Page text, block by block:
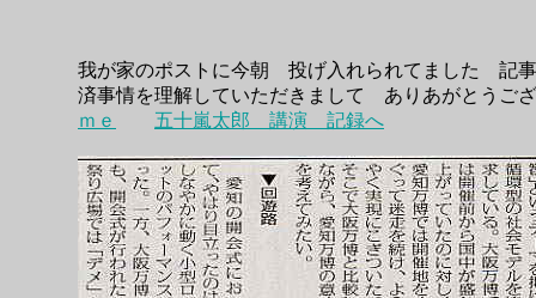
我が家のポストに今朝 投げ入れられてました 記
済事情を理解していただきまして ありあが
ｍｅ
五十嵐太郎 講演 記録へ